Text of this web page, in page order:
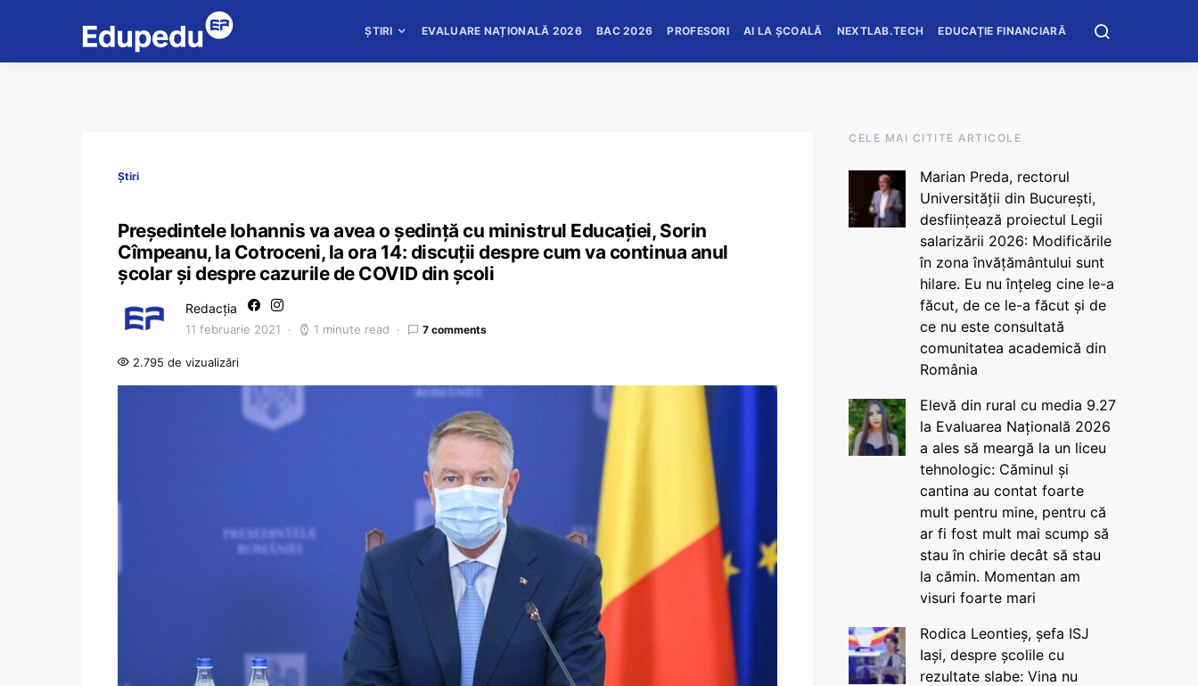
ȘTIRI EVALUARE NAȚIONALĂ 2026 BAC 2026 PROFESORI AI LA ȘCOALĂ NEXTLAB.TECH EDUCAȚIE FINANCIARĂ
Știri
Președintele Iohannis va avea o ședință cu ministrul Educației, Sorin
Cîmpeanu, la Cotroceni, la ora 14: discuții despre cum va continua anul
școlar și despre cazurile de COVID din școli
Redacția
11 februarie 2021 1 minute read 7 comments
2.795 de vizualizări
CELE MAI CITITE ARTICOLE
Marian Preda, rectorul
Universității din București,
desființează proiectul Legii
salarizării 2026: Modificările
în zona învățământului sunt
hilare. Eu nu înțeleg cine le-a
făcut, de ce le-a făcut și de
ce nu este consultată
comunitatea academică din
România
Elevă din rural cu media 9.27
la Evaluarea Națională 2026
a ales să meargă la un liceu
tehnologic: Căminul și
cantina au contat foarte
mult pentru mine, pentru că
ar fi fost mult mai scump să
stau în chirie decât să stau
la cămin. Momentan am
visuri foarte mari
Rodica Leontieș, șefa ISJ
Iași, despre școlile cu
rezultate slabe: Vina nu